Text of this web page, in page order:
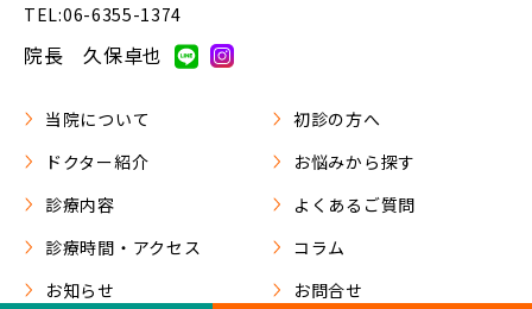
TEL:06-6355-1374
院長 久保卓也
当院について
初診の方へ
ドクター紹介
お悩みから探す
診療内容
よくあるご質問
診療時間・アクセス
コラム
お知らせ
お問合せ